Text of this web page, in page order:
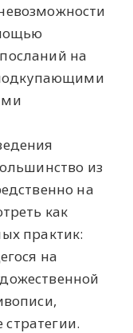
на
из
на
как
практик:
на